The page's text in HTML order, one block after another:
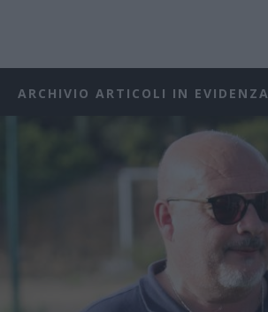
ARCHIVIO ARTICOLI IN EVIDENZA